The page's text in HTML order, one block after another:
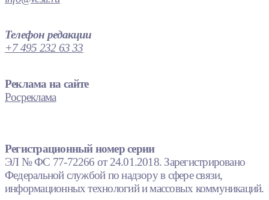
Телефон редакции
+7 495 232 63 33
Реклама на сайте
Росреклама
Регистрационный номер серии
ЭЛ № ФС 77-72266 от 24.01.2018. Зарегистрировано
Федеральной службой по надзору в сфере связи,
информационных технологий и массовых коммуникаций.